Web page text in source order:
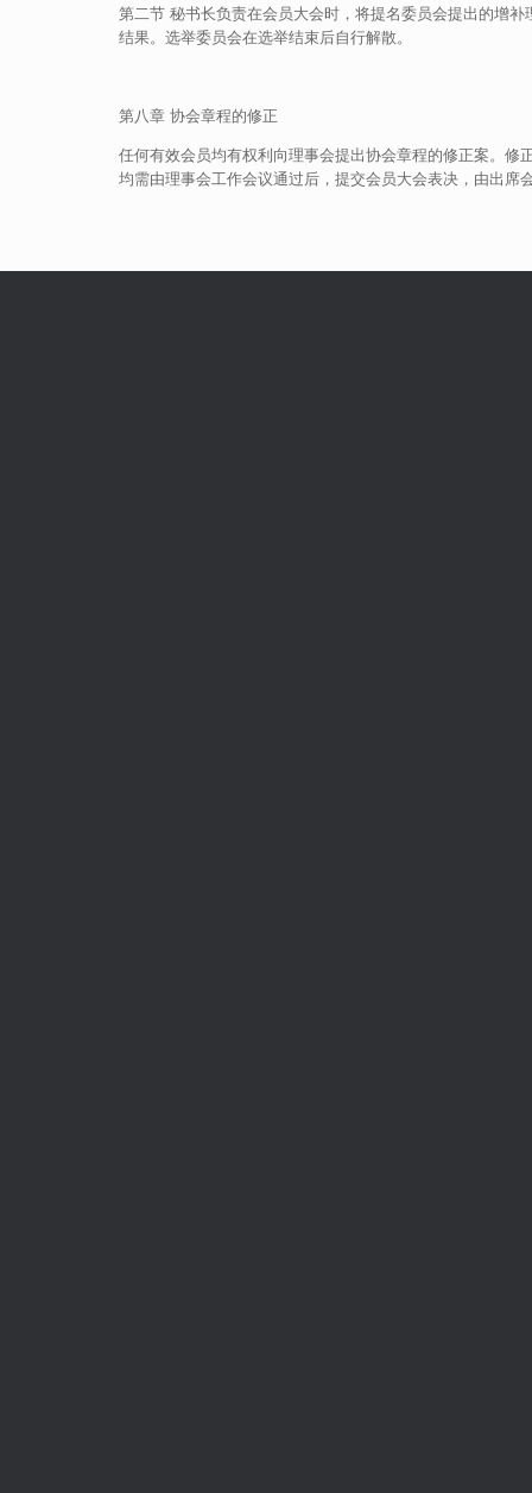
第二节 秘书长负责在会员大会时，将提名委员会提出的增
结果。选举委员会在选举结束后自行解散。
第八章 协会章程的修正
任何有效会员均有权利向理事会提出协会章程的修正案。
均需由理事会工作会议通过后，提交会员大会表决，由出席